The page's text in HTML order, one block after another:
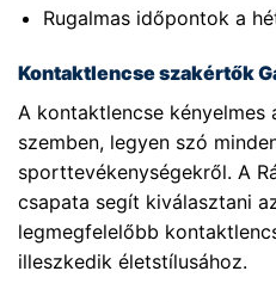
Rugalmas időpontok a
Kontaktlencse szakértők
A kontaktlencse kényelmes
szemben, legyen szó
sporttevékenységekről. A
csapata segít kiválasztani
legmegfelelőbb
illeszkedik életstílusához.